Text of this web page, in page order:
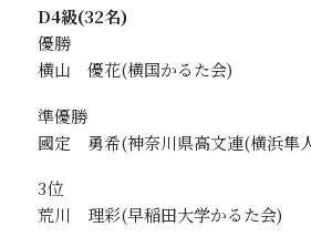
D4級(32名)
優勝
横山 優花
準優勝
國定 勇希
3位
荒川 理彩